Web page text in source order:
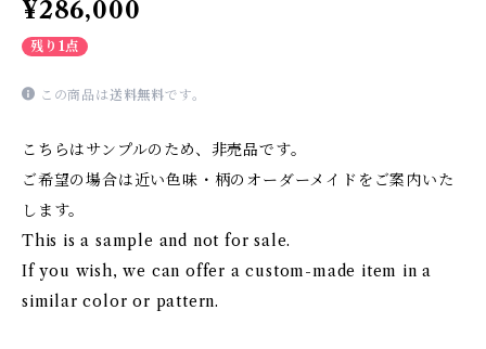
¥286,000
残り1点
この商品は送料無料です。
こちらはサンプルのため、非売品です。
ご希望の場合は近い色味・柄のオーダーメイドをご案内いた
します。
This is a sample and not for sale.
If you wish, we can offer a custom-made item in a
similar color or pattern.